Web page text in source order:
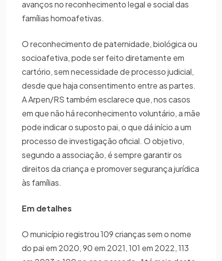
avanços no reconhecimento legal e social das
famílias homoafetivas.
O reconhecimento de paternidade, biológica ou
socioafetiva, pode ser feito diretamente em
cartório, sem necessidade de processo judicial,
desde que haja consentimento entre as partes.
A Arpen/RS também esclarece que, nos casos
em que não há reconhecimento voluntário, a mãe
pode indicar o suposto pai, o que dá início a um
processo de investigação oficial. O objetivo,
segundo a associação, é sempre garantir os
direitos da criança e promover segurança jurídica
às famílias.
Em detalhes
O município registrou 109 crianças sem o nome
do pai em 2020, 90 em 2021, 101 em 2022, 113